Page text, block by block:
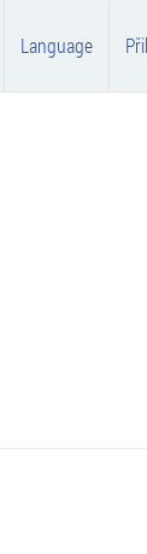
Language